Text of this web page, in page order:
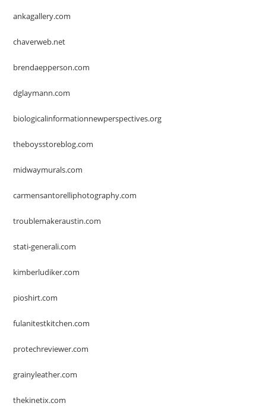
ankagallery.com
chaverweb.net
brendaepperson.com
dglaymann.com
biologicalinformationnewperspectives.org
theboysstoreblog.com
midwaymurals.com
carmensantorelliphotography.com
troublemakeraustin.com
stati-generali.com
kimberludiker.com
pioshirt.com
fulanitestkitchen.com
protechreviewer.com
grainyleather.com
thekinetix.com